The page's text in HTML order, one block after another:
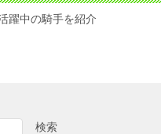
躍中の騎手を紹介
検索